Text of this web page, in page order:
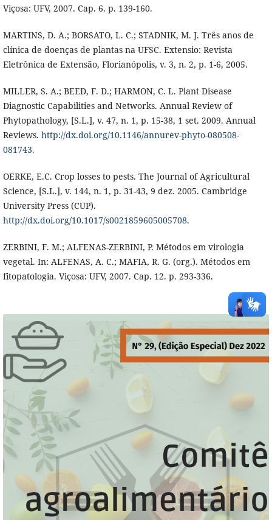
Viçosa: UFV, 2007. Cap. 6. p. 139-160.
MARTINS, D. A.; BORSATO, L. C.; STADNIK, M. J. Três anos de
clínica de doenças de plantas na UFSC. Extensio: Revista
Eletrônica de Extensão, Florianópolis, v. 3, n. 2, p. 1-6, 2005.
MILLER, S. A.; BEED, F. D.; HARMON, C. L. Plant Disease
Diagnostic Capabilities and Networks. Annual Review of
Phytopathology, [S.L.], v. 47, n. 1, p. 15-38, 1 set. 2009. Annual
Reviews. http://dx.doi.org/10.1146/annurev-phyto-080508-
081743.
OERKE, E.C. Crop losses to pests. The Journal of Agricultural
Science, [S.L.], v. 144, n. 1, p. 31-43, 9 dez. 2005. Cambridge
University Press (CUP).
http://dx.doi.org/10.1017/s0021859605005708.
ZERBINI, F. M.; ALFENAS-ZERBINI, P. Métodos em virologia
vegetal. In: ALFENAS, A. C.; MAFIA, R. G. (org.). Métodos em
fitopatologia. Viçosa: UFV, 2007. Cap. 12. p. 293-336.